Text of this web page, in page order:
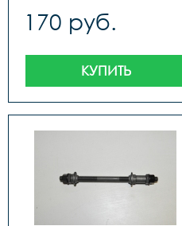
170 руб.
КУПИТЬ